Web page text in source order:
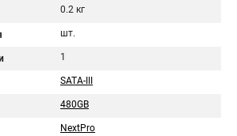
0.2 кг
шт.
1
SATA-III
480GB
NextPro